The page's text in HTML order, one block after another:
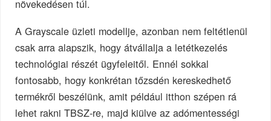
növekedésen túl.
A Grayscale üzleti modellje, azonban nem feltétlenül
csak arra alapszik, hogy átvállalja a letétkezelés
technológiai részét ügyfeleitől. Ennél sokkal
fontosabb, hogy konkrétan tőzsdén kereskedhető
termékről beszélünk, amit például itthon szépen rá
lehet rakni TBSZ-re, majd kiülve az adómentességi